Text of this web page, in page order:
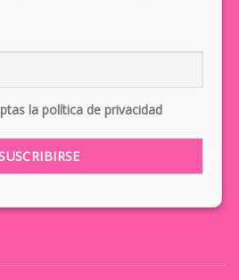
la política de privacidad